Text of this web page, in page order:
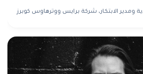
ومدير الابتكار، شركة برايس ووترهاوس كوبرز